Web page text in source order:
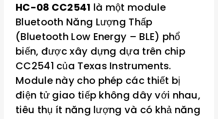
HC-08 CC2541 là một module
Bluetooth Năng Lượng Thấp
(Bluetooth Low Energy – BLE) phổ
biến, được xây dựng dựa trên chip
CC2541 của Texas Instruments.
Module này cho phép các thiết bị
điện tử giao tiếp không dây với nhau,
tiêu thụ ít năng lượng và có khả năng